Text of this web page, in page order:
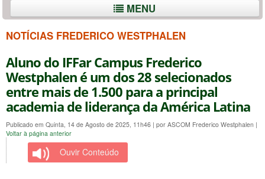
MENU
NOTÍCIAS FREDERICO WESTPHALEN
Aluno do IFFar Campus Frederico
Westphalen é um dos 28 selecionados
entre mais de 1.500 para a principal
academia de liderança da América Latina
Publicado em Quinta, 14 de Agosto de 2025, 11h46 | por ASCOM Frederico Westphalen |
Voltar à página anterior
Ouvir Conteúdo